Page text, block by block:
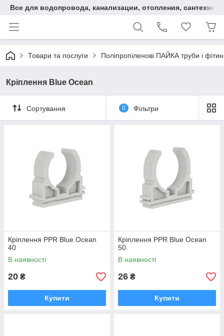
Все для водопровода, канализации, отопления, сантехники
Товари та послуги Поліпропіленові ПАЙКА труби і
Кріплення Blue Ocean
Сортування 0 Фільтри
Кріплення PPR Blue Ocean
40
В наявності
20 ₴
Купити
Кріплення PPR Blue Ocean
50
В наявності
26 ₴
Купити